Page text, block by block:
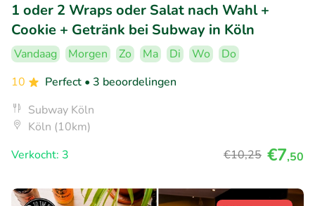
1 oder 2 Wraps oder Salat nach Wahl +
Cookie + Getränk bei Subway in Köln
Vandaag Morgen Zo Ma Di Wo
Do
10
Perfect • 3 beoordelingen
Subway Köln
Köln (10km)
Verkocht: 3
€10,25 €7,50